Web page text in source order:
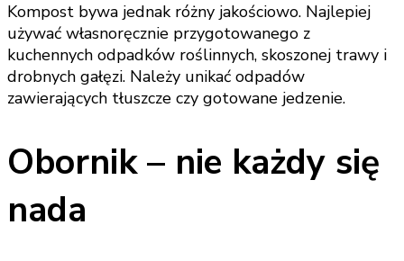
Kompost bywa jednak różny jakościowo. Najlepiej
używać własnoręcznie przygotowanego z
kuchennych odpadków roślinnych, skoszonej trawy i
drobnych gałęzi. Należy unikać odpadów
zawierających tłuszcze czy gotowane jedzenie.
Obornik – nie każdy się
nada